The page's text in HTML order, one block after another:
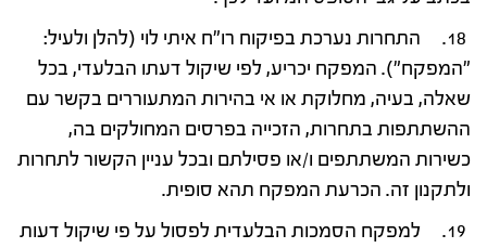
18. התחרות נערכת בפיקוח רו"ח איתי לוי (להלן ולעיל:
"המפקח"). המפקח יכריע, לפי שיקול דעתו הבלעדי, בכל
שאלה, בעיה, מחלוקת או אי בהירות המתעוררים בקשר עם
ההשתתפות בתחרות, הזכייה בפרסים המחולקים בה,
כשירות המשתתפים ו/או פסילתם ובכל עניין הקשור לתחרות
ולתקנון זה. הכרעת המפקח תהא סופית.
19. למפקח הסמכות הבלעדית לפסול על פי שיקול דעות